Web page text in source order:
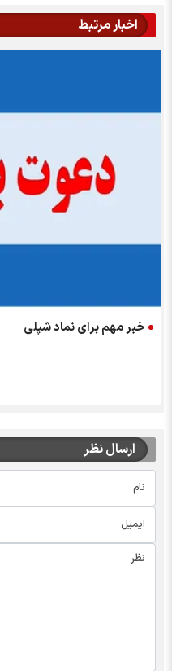
اخبار مرتبط
خبر مهم برای نماد شپلی
ارسال نظر